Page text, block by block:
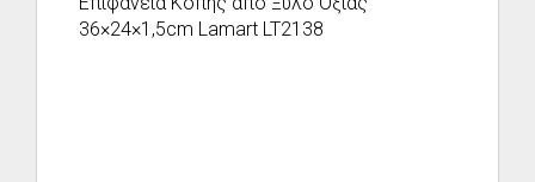
36×24×1,5cm Lamart LT2138